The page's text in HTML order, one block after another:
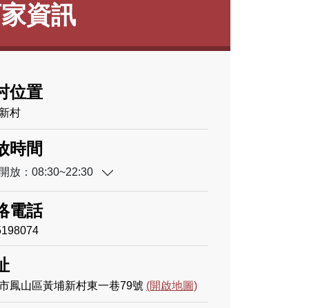
資訊
位置
村
時間
放：08:30~22:30
電話
鳳山區黃埔新村東一巷79號 (開啟地圖)